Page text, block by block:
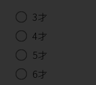
3才
4才
5才
6才